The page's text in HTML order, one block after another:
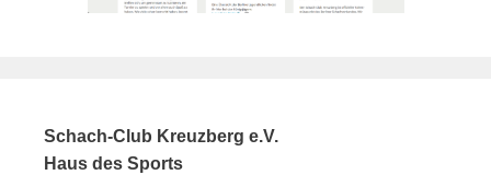
Schach-Club Kreuzberg e.V.
Haus des Sports